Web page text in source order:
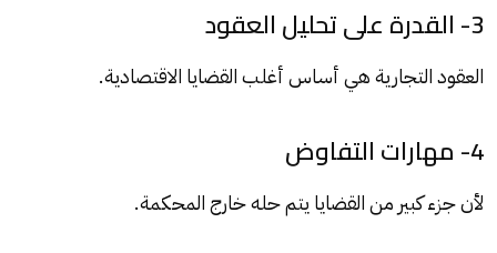
3- القدرة على تحليل العقود
العقود التجارية هي أساس أغلب القضايا الاقتصادية.
4- مهارات التفاوض
لأن جزء كبير من القضايا يتم حله خارج المحكمة.